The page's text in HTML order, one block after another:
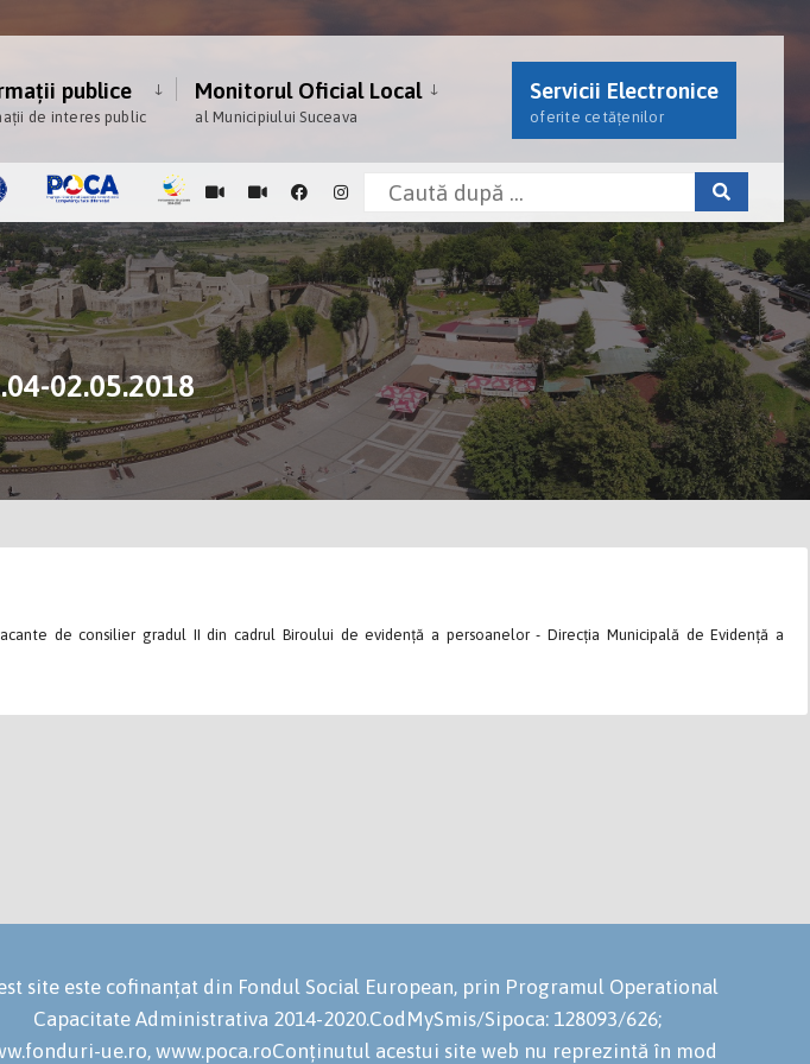
publice
de interes public
Monitorul Oficial Local
al Municipiului Suceava
Servicii Electronice
oferite cetățenilor
02.05.2018
de consilier gradul II din cadrul Biroului de evidență a persoanelor - Direcția Municipală de Evidență a
site este cofinanțat din Fondul Social European, prin Programul Operational
Capacitate Administrativa 2014-2020.CodMySmis/Sipoca: 128093/626;
ue.ro, www.poca.roConținutul acestui site web nu reprezintă în mod